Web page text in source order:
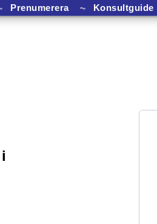
Prenumerera ⏦ Konsultguide